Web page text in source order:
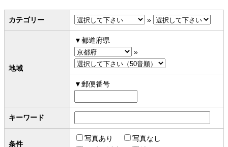
カテゴリー »
地域
都道府県
»
郵便番号
キーワード
条件
写真あり
写真なし